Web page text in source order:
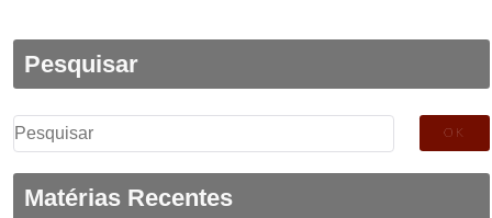
Pesquisar
Pesquisar
por:
Matérias Recentes